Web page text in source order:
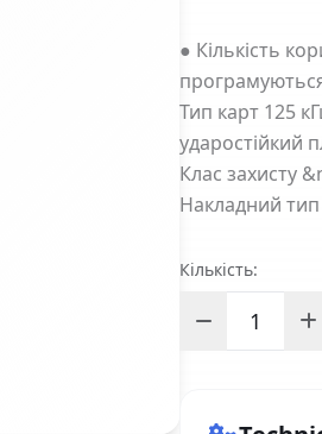
● Кількість
Тип карт 125
ударостійкий
Клас захисту
Накладний
Кількість: